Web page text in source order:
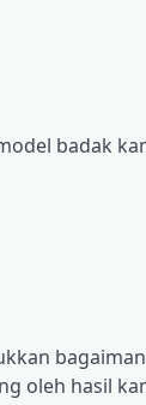
badak
oleh hasil